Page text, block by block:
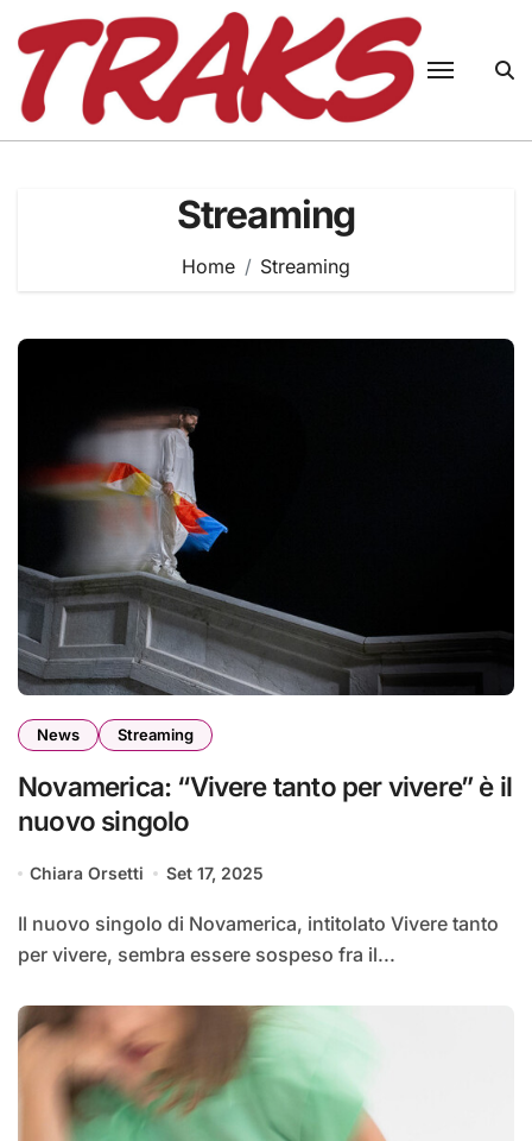
content
Streaming
Home Streaming
News Streaming
Novamerica: “Vivere tanto per vivere” è il
nuovo singolo
Chiara Orsetti Set 17, 2025
Il nuovo singolo di Novamerica, intitolato Vivere tanto
per vivere, sembra essere sospeso fra il...